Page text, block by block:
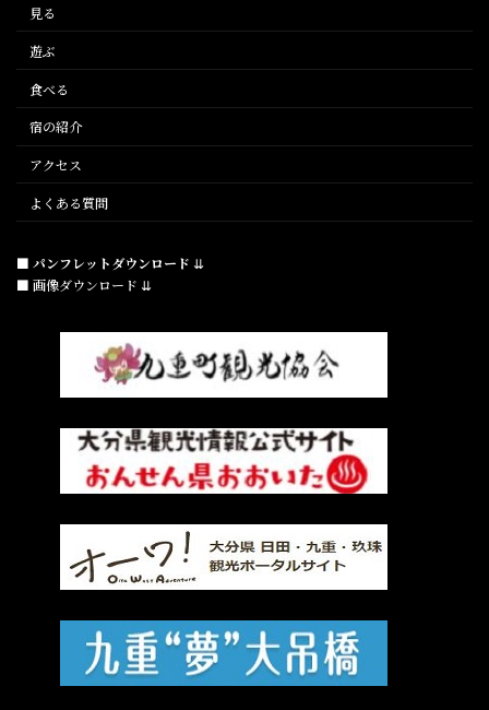
見る
遊ぶ
食べる
宿の紹介
アクセス
よくある質問
■ パンフレットダウンロード ⇊
■ 画像ダウンロード ⇊